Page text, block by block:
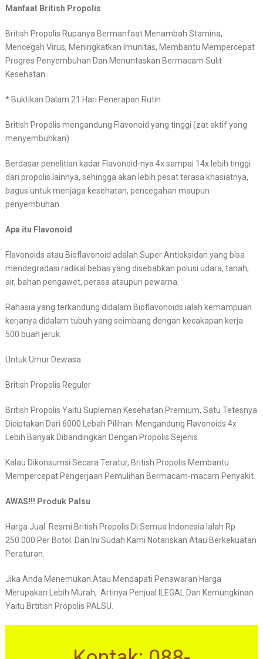
Manfaat British Propolis
British Propolis Rupanya Bermanfaat Menambah Stamina,
Mencegah Virus, Meningkatkan Imunitas, Membantu Mempercepat
Progres Penyembuhan Dan Menuntaskan Bermacam Sulit
Kesehatan..
* Buktikan Dalam 21 Hari Penerapan Rutin
British Propolis mengandung Flavonoid yang tinggi (zat aktif yang
menyembuhkan).
Berdasar penelitian kadar Flavonoid-nya 4x sampai 14x lebih tinggi
dari propolis lainnya, sehingga akan lebih pesat terasa khasiatnya,
bagus untuk menjaga kesehatan, pencegahan maupun
penyembuhan.
Apa itu Flavonoid
Flavonoids atau Bioflavonoid adalah Super Antioksidan yang bisa
mendegradasi radikal bebas yang disebabkan polusi udara, tanah,
air, bahan pengawet, perasa ataupun pewarna.
Rahasia yang terkandung didalam Bioflavonoids ialah kemampuan
kerjanya didalam tubuh yang seimbang dengan kecakapan kerja
500 buah jeruk.
Untuk Umur Dewasa
British Propolis Reguler
British Propolis Yaitu Suplemen Kesehatan Premium, Satu Tetesnya
Diciptakan Dari 6000 Lebah Pilihan. Mengandung Flavonoids 4x
Lebih Banyak Dibandingkan Dengan Propolis Sejenis.
Kalau Dikonsumsi Secara Teratur, British Propolis Membantu
Mempercepat Pengerjaan Pemulihan Bermacam-macam Penyakit.
AWAS!!! Produk Palsu
Harga Jual Resmi British Propolis Di Semua Indonesia Ialah Rp
250.000 Per Botol. Dan Ini Sudah Kami Notariskan Atau Berkekuatan
Peraturan.
Jika Anda Menemukan Atau Mendapati Penawaran Harga
Merupakan Lebih Murah, Artinya Penjual ILEGAL Dan Kemungkinan
Yaitu Brtitish Propolis PALSU.